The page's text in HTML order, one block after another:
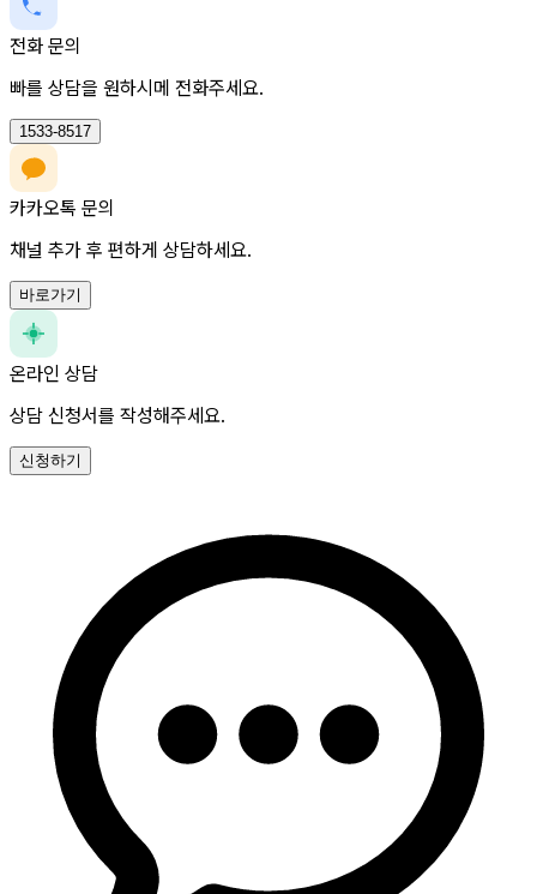
전화 문의
빠를 상담을 원하시메 전화주세요.
1533-8517
카카오톡 문의
채널 추가 후 편하게 상담하세요.
바로가기
온라인 상담
상담 신청서를 작성해주세요.
신청하기